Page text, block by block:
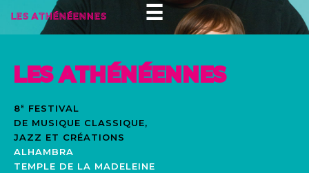
LES ATHÉNÉENNES ☰
ACCUEIL
PRÉSENTATION
LES ARTISTES
PROGRAMME
ÉVÈNEMENTS
RÉSERVATIONS
INFOS
8 E
FESTIVAL
DE MUSIQUE CLASSIQUE,
JAZZ ET CRÉATIONS
ALHAMBRA
TEMPLE DE LA MADELEINE